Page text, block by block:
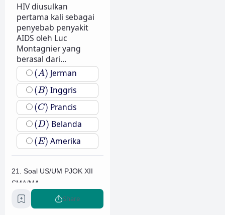
HIV diusulkan
pertama kali sebagai
penyebab penyakit
AIDS oleh Luc
Montagnier yang
berasal dari...
(A)
(A) Jerman
(B)
(B) Inggris
(C)
(C) Prancis
(D)
(D) Belanda
(E)
(E) Amerika
21. Soal US/UM PJOK XII
SMA/MA
HIV tidak ditularkan
Share